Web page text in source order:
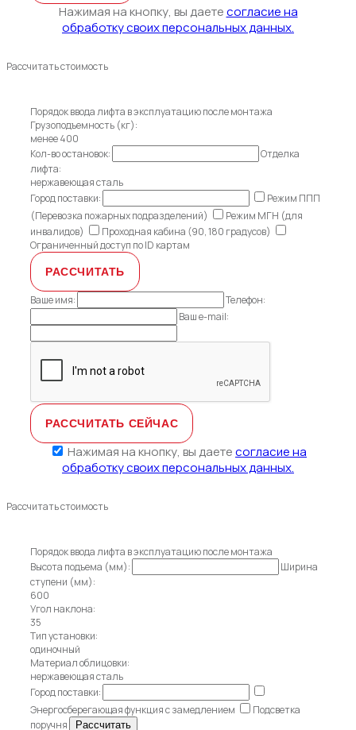
Нажимая на кнопку, вы даетесогласие на
обработку своих персональных данных.
Рассчитать стоимость
Порядок ввода лифта в эксплуатацию после монтажа
Грузоподъемность (кг):
менее 400
Кол-во остановок:
Отделка
лифта:
нержавеющая сталь
Город поставки:
Режим ППП
(Перевозка пожарных подразделений)
Режим МГН (для
инвалидов)
Проходная кабина (90, 180 градусов)
Ограниченный доступ по ID картам
Ваше имя:
Телефон:
Ваш e-mail:
Нажимая на кнопку, вы даетесогласие на
обработку своих персональных данных.
Рассчитать стоимость
Порядок ввода лифта в эксплуатацию после монтажа
Высота подъема (мм):
Ширина
ступени (мм):
600
Угол наклона:
35
Тип установки:
одиночный
Материал облицовки:
нержавеющая сталь
Город поставки:
Энергосберегающая функция с замедлением
Подсветка
поручня